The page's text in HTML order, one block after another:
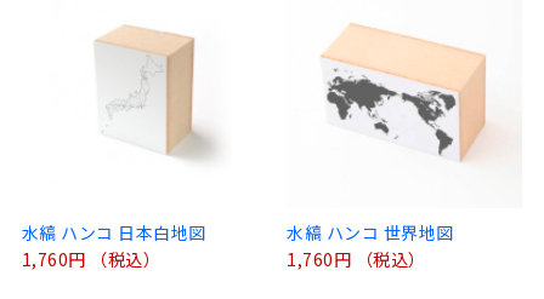
水縞 ハンコ 日本白地図
1,760円 （税込）
水縞 ハンコ 世界地図
1,760円 （税込）